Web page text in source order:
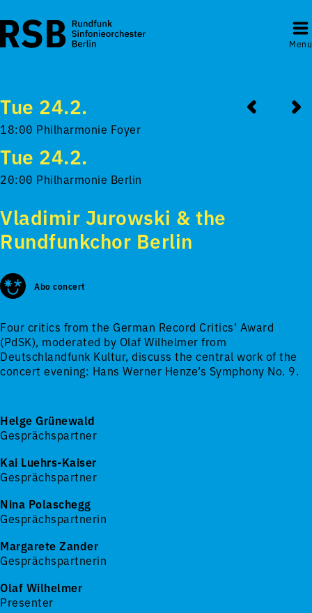
Menu
Tue 24.2.
18:00 Philharmonie Foyer
Tue 24.2.
20:00 Philharmonie Berlin
Vladimir Jurowski & the
Rundfunkchor Berlin
Abo concert
Four critics from the German Record Critics’ Award
(PdSK), moderated by Olaf Wilhelmer from
Deutschlandfunk Kultur, discuss the central work of the
concert evening: Hans Werner Henze’s Symphony No. 9.
Helge Grünewald
Gesprächspartner
Kai Luehrs-Kaiser
Gesprächspartner
Nina Polaschegg
Gesprächspartnerin
Margarete Zander
Gesprächspartnerin
Olaf Wilhelmer
Presenter